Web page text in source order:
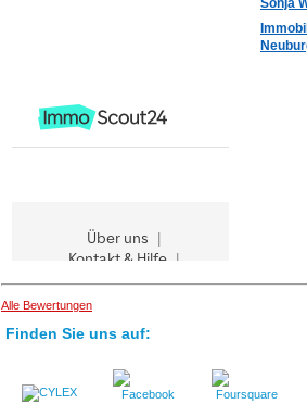
Sonja
Alle Bewertungen
Finden Sie uns auf: